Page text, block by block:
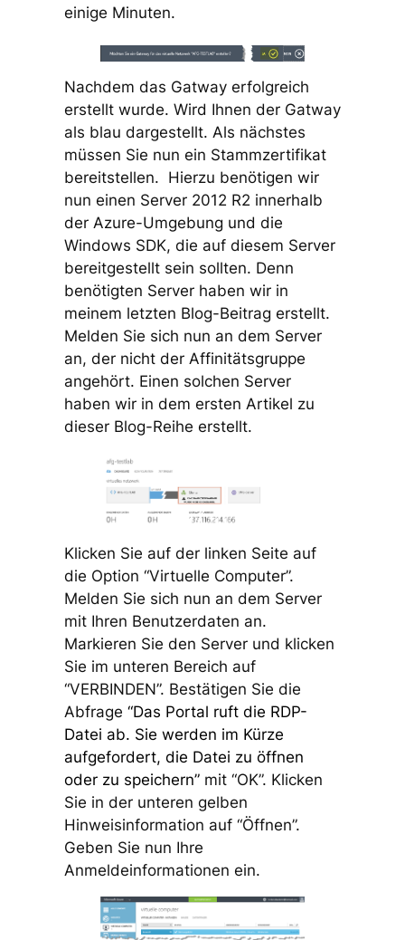
einige Minuten.
Nachdem das Gatway erfolgreich
erstellt wurde. Wird Ihnen der Gatway
als blau dargestellt. Als nächstes
müssen Sie nun ein Stammzertifikat
bereitstellen. Hierzu benötigen wir
nun einen Server 2012 R2 innerhalb
der Azure-Umgebung und die
Windows SDK, die auf diesem Server
bereitgestellt sein sollten. Denn
benötigten Server haben wir in
meinem letzten Blog-Beitrag erstellt.
Melden Sie sich nun an dem Server
an, der nicht der Affinitätsgruppe
angehört. Einen solchen Server
haben wir in dem ersten Artikel zu
dieser Blog-Reihe erstellt.
Klicken Sie auf der linken Seite auf
die Option “Virtuelle Computer”.
Melden Sie sich nun an dem Server
mit Ihren Benutzerdaten an.
Markieren Sie den Server und klicken
Sie im unteren Bereich auf
“VERBINDEN”. Bestätigen Sie die
Abfrage “Das Portal ruft die RDP-
Datei ab. Sie werden im Kürze
aufgefordert, die Datei zu öffnen
oder zu speichern” mit “OK”. Klicken
Sie in der unteren gelben
Hinweisinformation auf “Öffnen”.
Geben Sie nun Ihre
Anmeldeinformationen ein.